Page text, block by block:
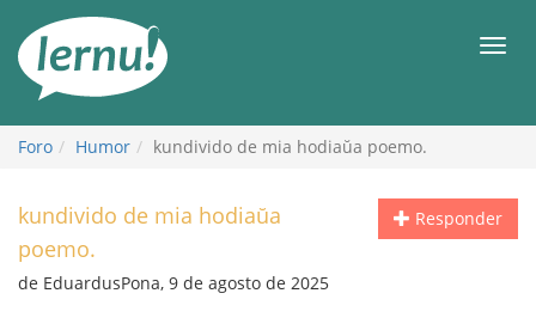
Foro Humor kundivido de mia hodiaŭa poemo.
Responder
kundivido de mia hodiaŭa
poemo.
de EduardusPona, 9 de agosto de 2025